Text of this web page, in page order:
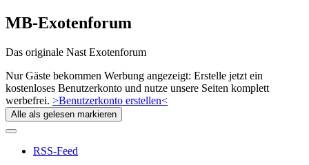
MB-Exotenforum
Das originale Nast Exotenforum
Nur Gäste bekommen Werbung angezeigt: Erstelle jetzt ein
kostenloses Benutzerkonto und nutze unsere Seiten komplett
werbefrei. >Benutzerkonto erstellen<
Alle als gelesen markieren
RSS-Feed